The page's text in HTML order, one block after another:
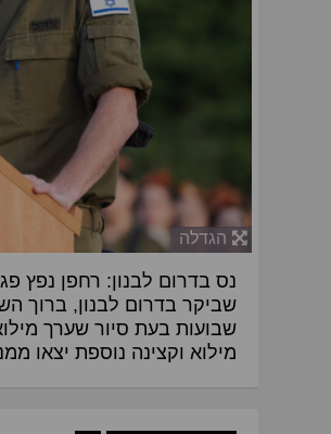
הגדלה
נס בדרום לבנון: רחפן נפץ
שביקר בדרום לבנון, ברוך
שבועות בעת סיור שערך
מילוא וקצינה נוספת יצאו